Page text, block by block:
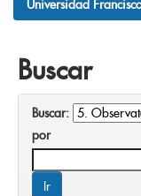
Universidad
Buscar
Buscar:
por